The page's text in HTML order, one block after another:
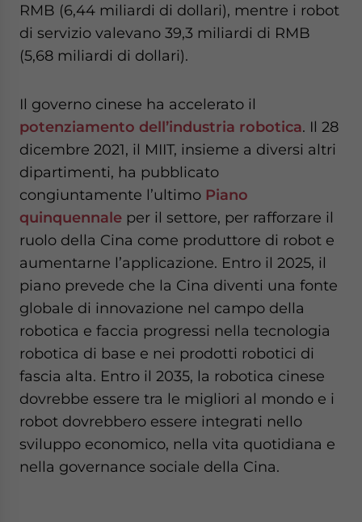
RMB (6,44 miliardi di dollari), mentre i robot
di servizio valevano 39,3 miliardi di RMB
(5,68 miliardi di dollari).
Il governo cinese ha accelerato il
potenziamento dell’industria robotica. Il 28
dicembre 2021, il MIIT, insieme a diversi altri
dipartimenti, ha pubblicato
congiuntamente l’ultimo Piano
quinquennale per il settore, per rafforzare il
ruolo della Cina come produttore di robot e
aumentarne l’applicazione. Entro il 2025, il
piano prevede che la Cina diventi una fonte
globale di innovazione nel campo della
robotica e faccia progressi nella tecnologia
robotica di base e nei prodotti robotici di
fascia alta. Entro il 2035, la robotica cinese
dovrebbe essere tra le migliori al mondo e i
robot dovrebbero essere integrati nello
sviluppo economico, nella vita quotidiana e
nella governance sociale della Cina.